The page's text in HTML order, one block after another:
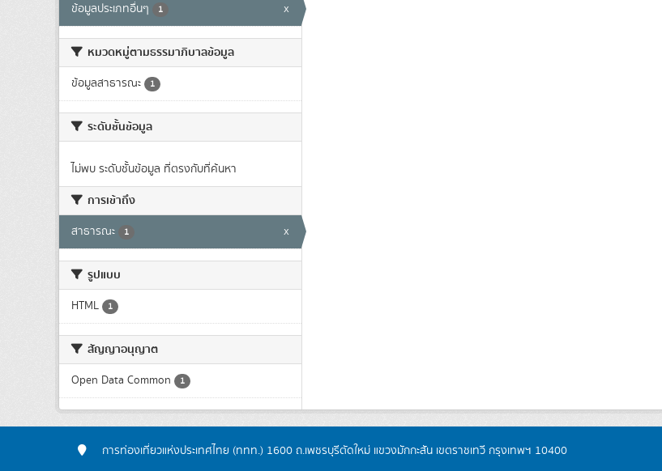
ข้อมูลประเภทอื่นๆ 1 x
หมวดหมู่ตามธรรมาภิบาลข้อมูล
ข้อมูลสาธารณะ 1
ระดับชั้นข้อมูล
ไม่พบ ระดับชั้นข้อมูล ที่ตรงกับที่ค้นหา
การเข้าถึง
สาธารณะ 1 x
รูปแบบ
HTML 1
สัญญาอนุญาต
Open Data Common 1
การท่องเที่ยวแห่งประเทศไทย (ททท.) 1600 ถ.เพชรบุรีตัดใหม่ แขวงมักกะสัน เขตราชเทวี กรุงเทพฯ 10400